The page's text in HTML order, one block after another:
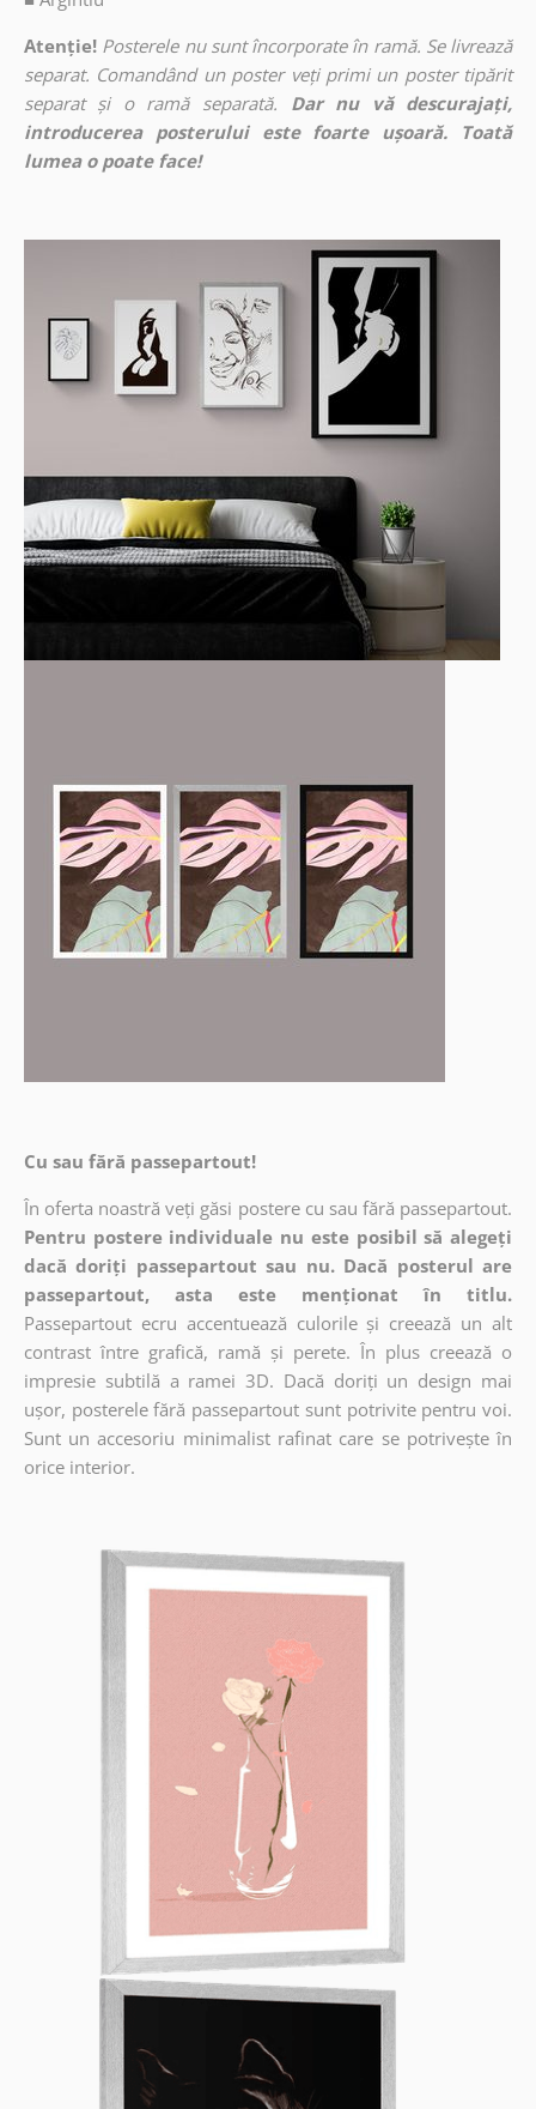
Atenție! Posterele nu sunt încorporate în ramă. Se livrează
separat. Comandând un poster veți primi un poster tipărit
separat și o ramă separată.
Dar nu vă descurajați,
introducerea posterului este foarte ușoară. Toată
lumea o poate face!
Cu sau fără passepartout!
În oferta noastră veți găsi postere cu sau fără passepartout.
Pentru postere individuale nu este posibil să alegeți
dacă doriți passepartout sau nu. Dacă posterul are
passepartout, asta este menționat în titlu.
Passepartout ecru accentuează culorile și creează un alt
contrast între grafică, ramă și perete. În plus creează o
impresie subtilă a ramei 3D. Dacă doriți un design mai
ușor, posterele fără passepartout sunt potrivite pentru voi.
Sunt un accesoriu minimalist rafinat care se potrivește în
orice interior.